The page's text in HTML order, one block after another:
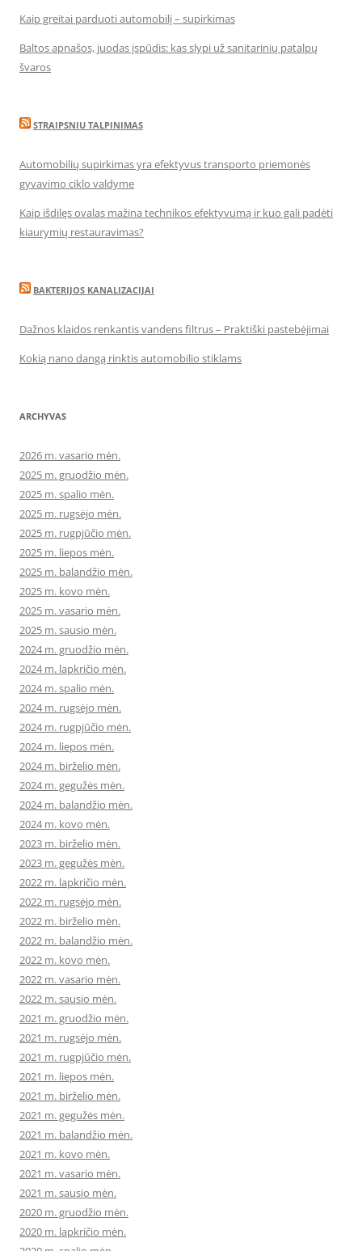
Kaip greitai parduoti automobilį – supirkimas
Baltos apnašos, juodas įspūdis: kas slypi už sanitarinių patalpų
švaros
STRAIPSNIU TALPINIMAS
Automobilių supirkimas yra efektyvus transporto priemonės
gyvavimo ciklo valdyme
Kaip išdilęs ovalas mažina technikos efektyvumą ir kuo gali padėti
kiaurymių restauravimas?
BAKTERIJOS KANALIZACIJAI
Dažnos klaidos renkantis vandens filtrus – Praktiški pastebėjimai
Kokią nano dangą rinktis automobilio stiklams
ARCHYVAS
2026 m. vasario mėn.
2025 m. gruodžio mėn.
2025 m. spalio mėn.
2025 m. rugsėjo mėn.
2025 m. rugpjūčio mėn.
2025 m. liepos mėn.
2025 m. balandžio mėn.
2025 m. kovo mėn.
2025 m. vasario mėn.
2025 m. sausio mėn.
2024 m. gruodžio mėn.
2024 m. lapkričio mėn.
2024 m. spalio mėn.
2024 m. rugsėjo mėn.
2024 m. rugpjūčio mėn.
2024 m. liepos mėn.
2024 m. birželio mėn.
2024 m. gegužės mėn.
2024 m. balandžio mėn.
2024 m. kovo mėn.
2023 m. birželio mėn.
2023 m. gegužės mėn.
2022 m. lapkričio mėn.
2022 m. rugsėjo mėn.
2022 m. birželio mėn.
2022 m. balandžio mėn.
2022 m. kovo mėn.
2022 m. vasario mėn.
2022 m. sausio mėn.
2021 m. gruodžio mėn.
2021 m. rugsėjo mėn.
2021 m. rugpjūčio mėn.
2021 m. liepos mėn.
2021 m. birželio mėn.
2021 m. gegužės mėn.
2021 m. balandžio mėn.
2021 m. kovo mėn.
2021 m. vasario mėn.
2021 m. sausio mėn.
2020 m. gruodžio mėn.
2020 m. lapkričio mėn.